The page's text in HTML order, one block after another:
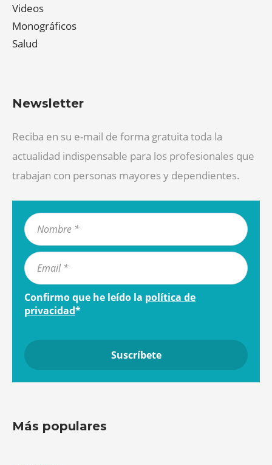
Videos
Monográficos
Salud
Newsletter
Reciba en su e-mail de forma gratuita toda la
actualidad indispensable para los profesionales que
trabajan con personas mayores y dependientes.
Confirmo que he leído la política de
privacidad*
Más populares